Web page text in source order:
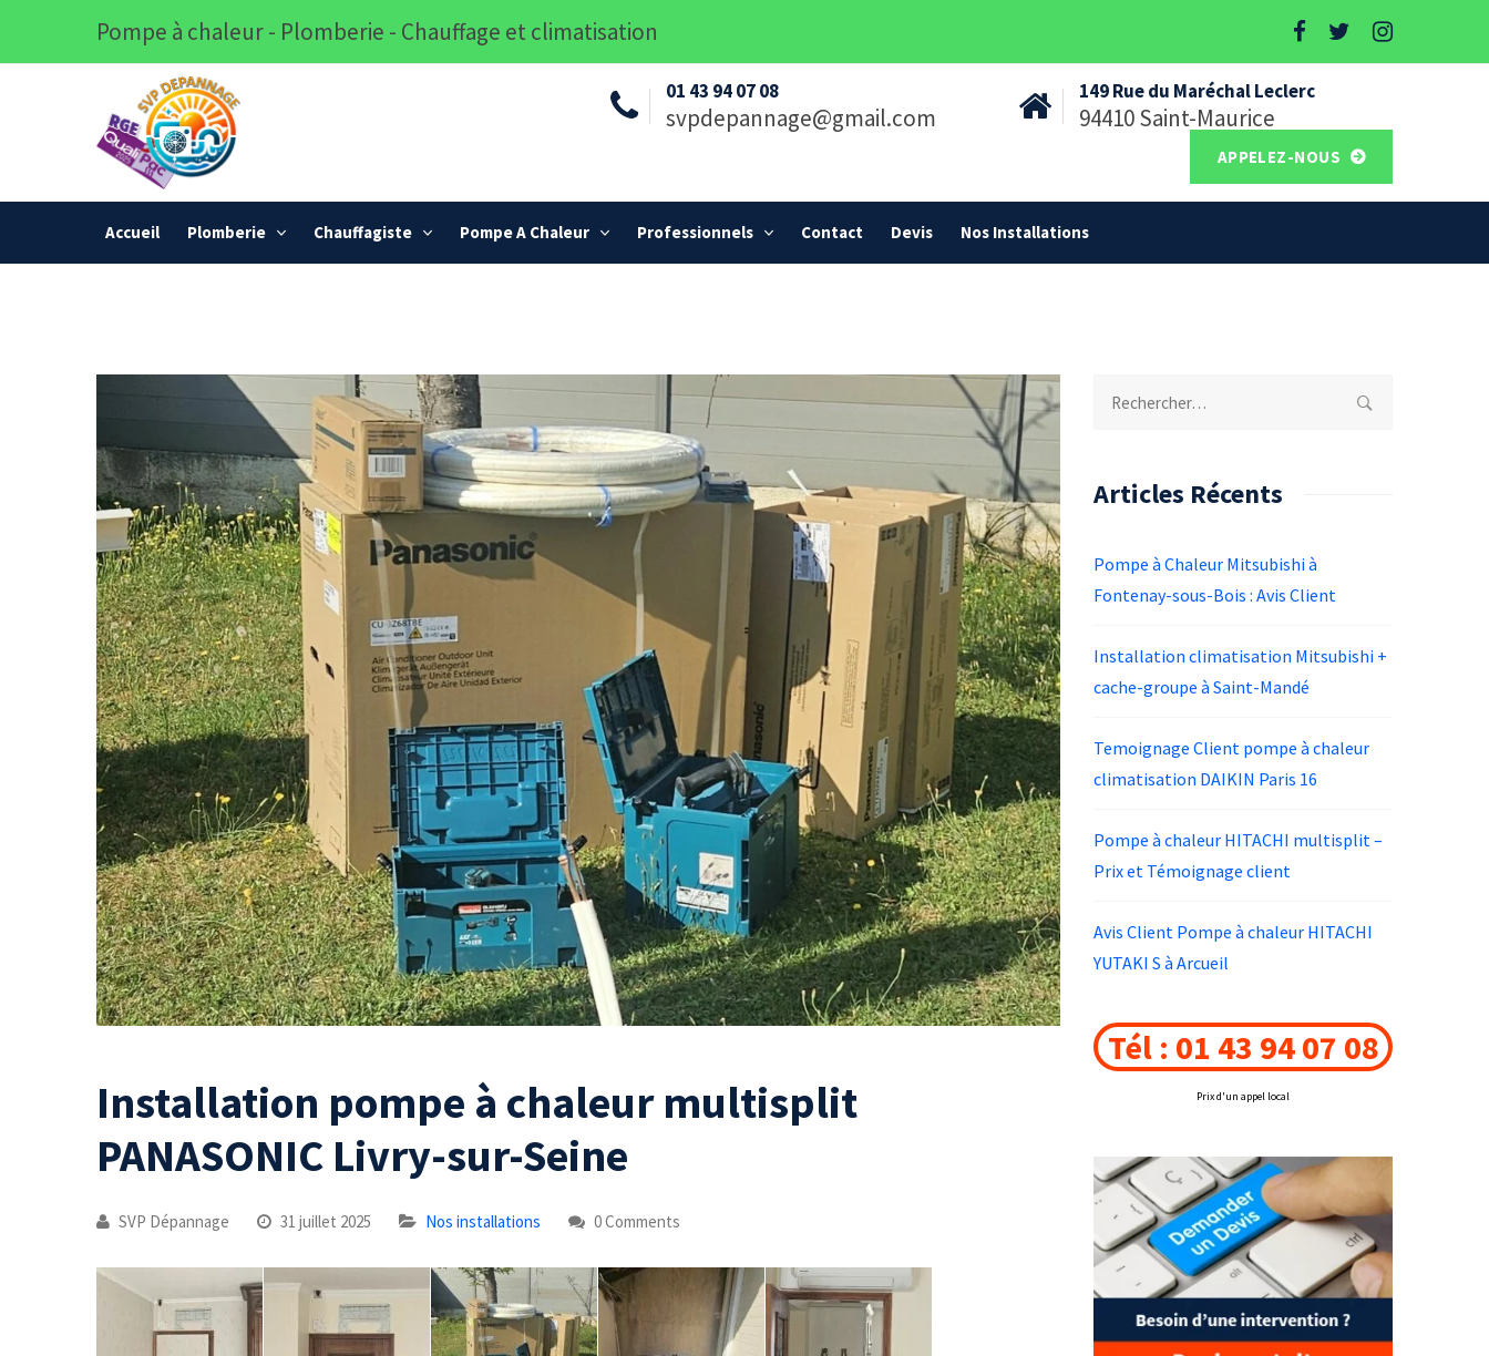
Pompe à chaleur - Plomberie - Chauffage et climatisation
01 43 94 07 08
svpdepannage@gmail.com
149 Rue du Maréchal Leclerc
94410 Saint-Maurice
APPELEZ-NOUS
Accueil Plomberie Chauffagiste Pompe A Chaleur Professionnels Contact Devis Nos Installations
Installation pompe à chaleur multisplit
PANASONIC Livry-sur-Seine
SVP Dépannage 31 juillet 2025 Nos installations 0 Comments
Rechercher :
Articles Récents
Pompe à Chaleur Mitsubishi à
Fontenay-sous-Bois : Avis Client
Installation climatisation Mitsubishi +
cache-groupe à Saint-Mandé
Temoignage Client pompe à chaleur
climatisation DAIKIN Paris 16
Pompe à chaleur HITACHI multisplit –
Prix et Témoignage client
Avis Client Pompe à chaleur HITACHI
YUTAKI S à Arcueil
Tél : 01 43 94 07 08
Prix d'un appel local